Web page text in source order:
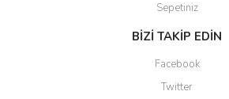
Sepetiniz
BİZİ TAKİP EDİN
Facebook
Twitter